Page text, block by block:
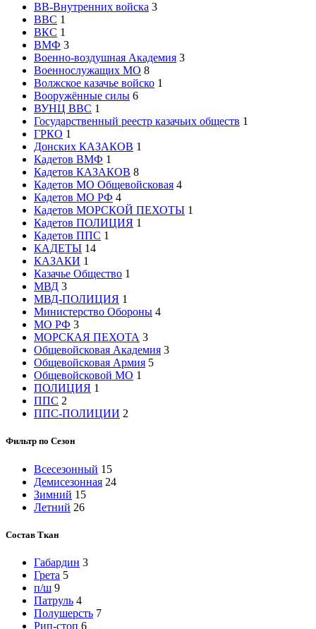
ВВ-Внутренних войска 3
ВВС 1
ВКС 1
ВМФ 3
Военно-воздушная Академия 3
Военнослужащих МО 8
Волжское казачье войско 1
Вооружённые силы 6
ВУНЦ ВВС 1
Государственный реестр казачьих обществ 1
ГРКО 1
Донских КАЗАКОВ 1
Кадетов ВМФ 1
Кадетов КАЗАКОВ 8
Кадетов МО Общевойсковая 4
Кадетов МО РФ 4
Кадетов МОРСКОЙ ПЕХОТЫ 1
Кадетов ПОЛИЦИЯ 1
Кадетов ППС 1
КАДЕТЫ 14
КАЗАКИ 1
Казачье Общество 1
МВД 3
МВД-ПОЛИЦИЯ 1
Министерство Обороны 4
МО РФ 3
МОРСКАЯ ПЕХОТА 3
Общевойсковая Академия 3
Общевойсковая Армия 5
Общевойсковой МО 1
ПОЛИЦИЯ 1
ППС 2
ППС-ПОЛИЦИИ 2
Фильтр по Сезон
Всесезонный 15
Демисезонная 24
Зимний 15
Летний 26
Состав Ткан
Габардин 3
Грета 5
п/ш 9
Патруль 4
Полушерсть 7
Рип-стоп 6